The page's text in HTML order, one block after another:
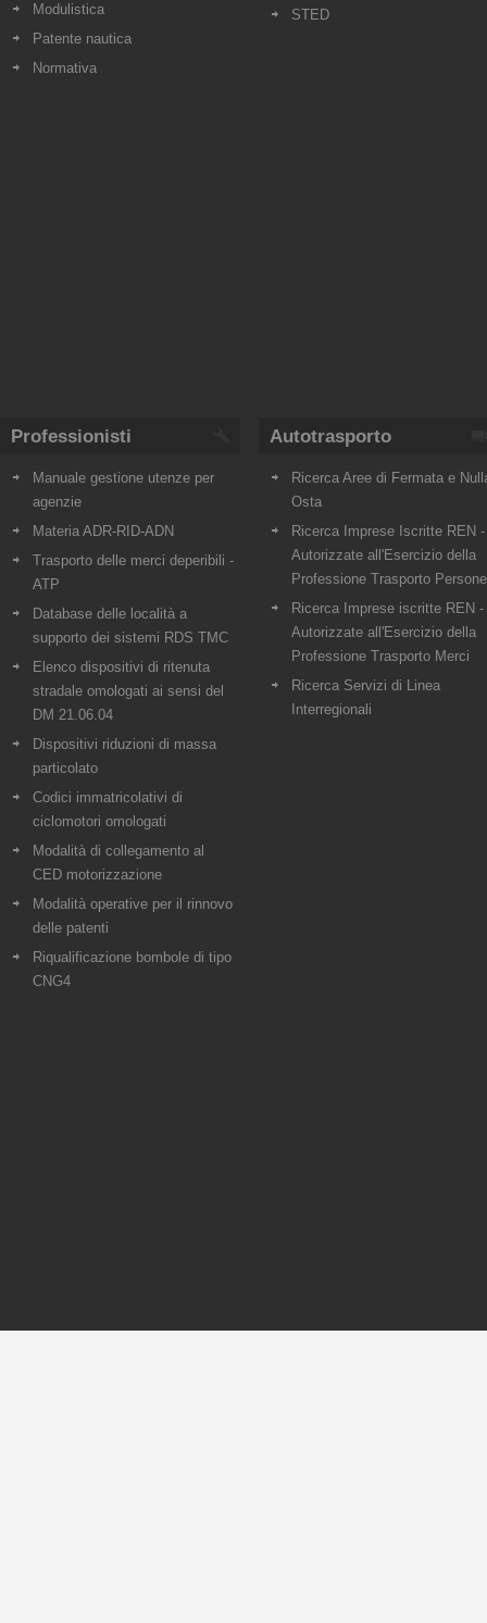
Modulistica
Patente nautica
Normativa
STED
Professionisti
Manuale gestione utenze per
agenzie
Materia ADR-RID-ADN
Trasporto delle merci deperibili -
ATP
Database delle località a
supporto dei sistemi RDS TMC
Elenco dispositivi di ritenuta
stradale omologati ai sensi del
DM 21.06.04
Dispositivi riduzioni di massa
particolato
Codici immatricolativi di
ciclomotori omologati
Modalità di collegamento al
CED motorizzazione
Modalità operative per il rinnovo
delle patenti
Riqualificazione bombole di tipo
CNG4
Autotrasporto
Ricerca Aree di Fermata e
Osta
Ricerca Imprese Iscritte REN -
Autorizzate all'Esercizio della
Professione Trasporto Persone
Ricerca Imprese iscritte REN -
Autorizzate all'Esercizio della
Professione Trasporto Merci
Ricerca Servizi di Linea
Interregionali